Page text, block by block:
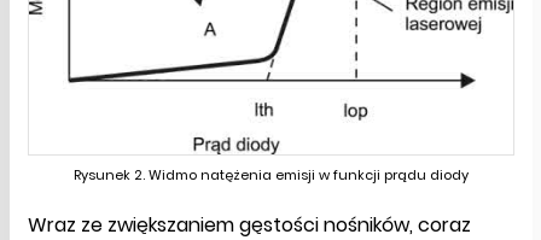
Rysunek 2. Widmo natężenia emisji w funkcji prądu diody
Wraz ze zwiększaniem gęstości nośników, coraz